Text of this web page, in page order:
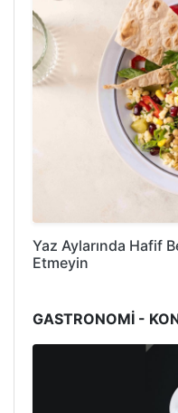
Yaz Aylarında Hafif
Etmeyin
GASTRONOMİ -